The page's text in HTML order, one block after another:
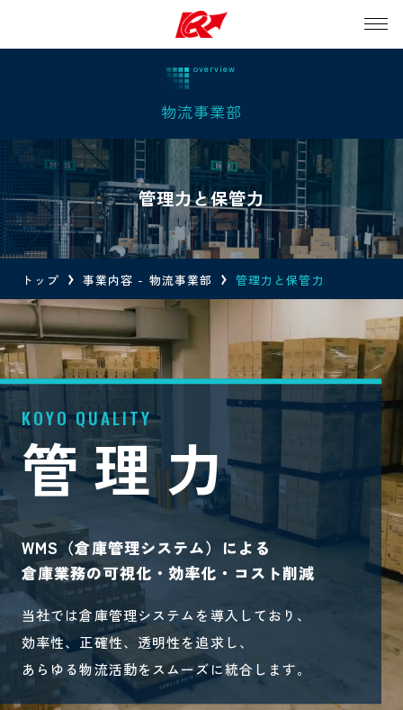
管理力と保管力
物流事業部
トップ 事業内容 - 物流事業部 管理力と保管力
管理力
WMS（倉庫管理システム）による
倉庫業務の可視化・効率化・コスト削減
当社では倉庫管理システムを導入しており、
効率性、正確性、透明性を追求し、
あらゆる物流活動をスムーズに統合します。